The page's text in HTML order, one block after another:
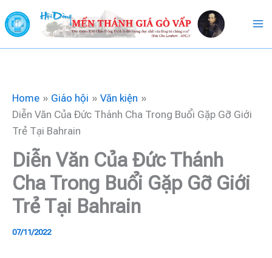
to
content
Home Giáo hội
Văn kiện
Diễn Văn Của Đức Thánh Cha Trong Buổi Gặp Gỡ Giới
Trẻ Tại Bahrain
Diễn Văn Của Đức Thánh
Cha Trong Buổi Gặp Gỡ Giới
Trẻ Tại Bahrain
07/11/2022